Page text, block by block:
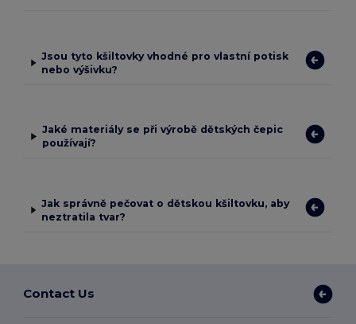
Jsou tyto kšiltovky vhodné pro vlastní potisk
nebo výšivku?
Jaké materiály se při výrobě dětských čepic
používají?
Jak správně pečovat o dětskou kšiltovku, aby
neztratila tvar?
Contact Us